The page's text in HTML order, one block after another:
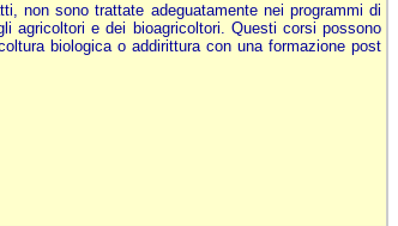
non sono trattate adeguatamente nei programmi di
agricoltori e dei bioagricoltori. Questi corsi possono
biologica o addirittura con una formazione post